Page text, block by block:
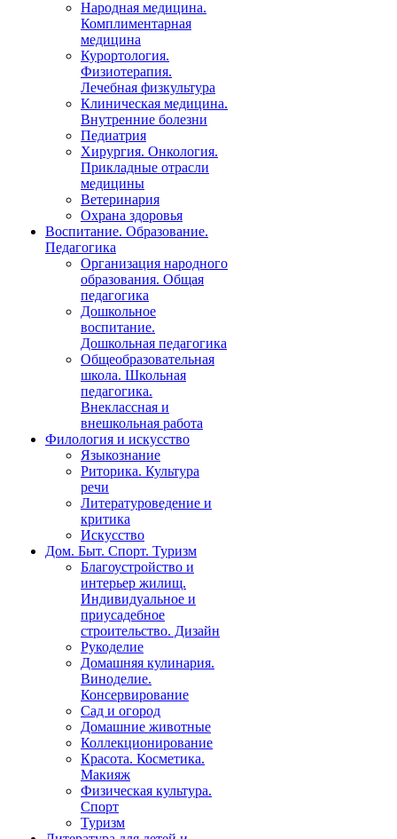
Народная медицина.
Комплиментарная
медицина
Курортология.
Физиотерапия.
Лечебная физкультура
Клиническая медицина.
Внутренние болезни
Педиатрия
Хирургия. Онкология.
Прикладные отрасли
медицины
Ветеринария
Охрана здоровья
Воспитание. Образование.
Педагогика
Организация народного
образования. Общая
педагогика
Дошкольное
воспитание.
Дошкольная педагогика
Общеобразовательная
школа. Школьная
педагогика.
Внеклассная и
внешкольная работа
Филология и искусство
Языкознание
Риторика. Культура
речи
Литературоведение и
критика
Искусство
Дом. Быт. Спорт. Туризм
Благоустройство и
интерьер жилищ.
Индивидуальное и
приусадебное
строительство. Дизайн
Рукоделие
Домашняя кулинария.
Виноделие.
Консервирование
Сад и огород
Домашние животные
Коллекционирование
Красота. Косметика.
Макияж
Физическая культура.
Спорт
Туризм